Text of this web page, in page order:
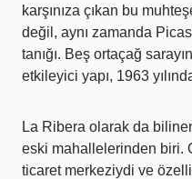
karşınıza çıkan bu
değil, aynı zamanda
tanığı. Beş ortaçağ
etkileyici yapı, 1963
La Ribera olarak da
eski mahallelerinden biri.
ticaret merkeziydi ve